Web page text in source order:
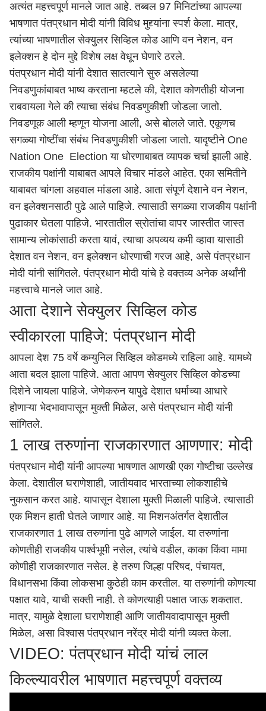
अत्यंत महत्त्वपूर्ण मानले जात आहे. तब्बल 97 मिनिटांच्या आपल्या
भाषणात पंतप्रधान मोदी यांनी विविध मुद्द्यांना स्पर्श केला. मात्र,
त्यांच्या भाषणातील सेक्युलर सिव्हिल कोड आणि वन नेशन, वन
इलेक्शन हे दोन मुद्दे विशेष लक्ष वेधून घेणारे ठरले.
पंतप्रधान मोदी यांनी देशात सातत्याने सुरु असलेल्या
निवडणुकांबाबत भाष्य करताना म्हटले की, देशात कोणतीही योजना
राबवायला गेले की त्याचा संबंध निवडणुकीशी जोडला जातो.
निवडणूक आली म्हणून योजना आली, असे बोलले जाते. एकूणच
सगळ्या गोष्टींचा संबंध निवडणुकीशी जोडला जातो. यादृष्टीने One
Nation One Election या धोरणाबाबत व्यापक चर्चा झाली आहे.
राजकीय पक्षांनी याबाबत आपले विचार मांडले आहेत. एका समितीने
याबाबत चांगला अहवाल मांडला आहे. आता संपूर्ण देशाने वन नेशन,
वन इलेक्शनसाठी पुढे आले पाहिजे. त्यासाठी सगळ्या राजकीय पक्षांनी
पुढाकार घेतला पाहिजे. भारतातील स्रोतांचा वापर जास्तीत जास्त
सामान्य लोकांसाठी करता यावं, त्याचा अपव्यय कमी व्हावा यासाठी
देशात वन नेशन, वन इलेक्शन धोरणाची गरज आहे, असे पंतप्रधान
मोदी यांनी सांगितले. पंतप्रधान मोदी यांचे हे वक्तव्य अनेक अर्थांनी
महत्त्वाचे मानले जात आहे.
आता देशाने सेक्युलर सिव्हिल कोड
स्वीकारला पाहिजे: पंतप्रधान मोदी
आपला देश 75 वर्षे कम्युनिल सिव्हिल कोडमध्ये राहिला आहे. यामध्ये
आता बदल झाला पाहिजे. आता आपण सेक्युलर सिव्हिल कोडच्या
दिशेने जायला पाहिजे. जेणेकरुन यापुढे देशात धर्माच्या आधारे
होणाऱ्या भेदभावापासून मुक्ती मिळेल, असे पंतप्रधान मोदी यांनी
सांगितले.
1 लाख तरुणांना राजकारणात आणणार: मोदी
पंतप्रधान मोदी यांनी आपल्या भाषणात आणखी एका गोष्टीचा उल्लेख
केला. देशातील घराणेशाही, जातीयवाद भारताच्या लोकशाहीचे
नुकसान करत आहे. यापासून देशाला मुक्ती मिळाली पाहिजे. त्यासाठी
एक मिशन हाती घेतले जाणार आहे. या मिशनअंतर्गत देशातील
राजकारणात 1 लाख तरुणांना पुढे आणले जाईल. या तरुणांना
कोणतीही राजकीय पार्श्वभूमी नसेल, त्यांचे वडील, काका किंवा मामा
कोणीही राजकारणात नसेल. हे तरुण जिल्हा परिषद, पंचायत,
विधानसभा किंवा लोकसभा कुठेही काम करतील. या तरुणांनी कोणत्या
पक्षात यावे, याची सक्ती नाही. ते कोणत्याही पक्षात जाऊ शकतात.
मात्र, यामुळे देशाला घराणेशाही आणि जातीयवादापासून मुक्ती
मिळेल, असा विश्वास पंतप्रधान नरेंद्र मोदी यांनी व्यक्त केला.
VIDEO: पंतप्रधान मोदी यांचं लाल
किल्ल्यावरील भाषणात महत्त्वपूर्ण वक्तव्य